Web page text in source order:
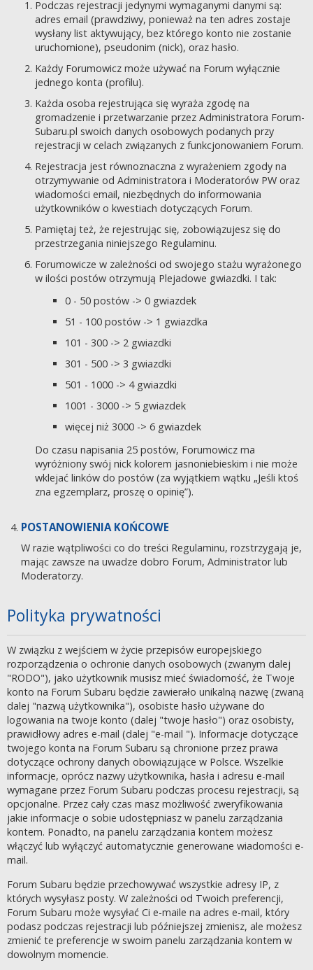
Podczas rejestracji jedynymi wymaganymi danymi są:
adres email (prawdziwy, ponieważ na ten adres zostaje
wysłany list aktywujący, bez którego konto nie zostanie
uruchomione), pseudonim (nick), oraz hasło.
Każdy Forumowicz może używać na Forum wyłącznie
jednego konta (profilu).
Każda osoba rejestrująca się wyraża zgodę na
gromadzenie i przetwarzanie przez Administratora Forum-
Subaru.pl swoich danych osobowych podanych przy
rejestracji w celach związanych z funkcjonowaniem Forum.
Rejestracja jest równoznaczna z wyrażeniem zgody na
otrzymywanie od Administratora i Moderatorów PW oraz
wiadomości email, niezbędnych do informowania
użytkowników o kwestiach dotyczących Forum.
Pamiętaj też, że rejestrując się, zobowiązujesz się do
przestrzegania niniejszego Regulaminu.
Forumowicze w zależności od swojego stażu wyrażonego
w ilości postów otrzymują Plejadowe gwiazdki. I tak:
0 - 50 postów -> 0 gwiazdek
51 - 100 postów -> 1 gwiazdka
101 - 300 -> 2 gwiazdki
301 - 500 -> 3 gwiazdki
501 - 1000 -> 4 gwiazdki
1001 - 3000 -> 5 gwiazdek
więcej niż 3000 -> 6 gwiazdek
Do czasu napisania 25 postów, Forumowicz ma
wyróżniony swój nick kolorem jasnoniebieskim i nie może
wklejać linków do postów (za wyjątkiem wątku „Jeśli ktoś
zna egzemplarz, proszę o opinię”).
POSTANOWIENIA KOŃCOWE
W razie wątpliwości co do treści Regulaminu, rozstrzygają je,
mając zawsze na uwadze dobro Forum, Administrator lub
Moderatorzy.
Polityka prywatności
W związku z wejściem w życie przepisów europejskiego
rozporządzenia o ochronie danych osobowych (zwanym dalej
"RODO"), jako użytkownik musisz mieć świadomość, że Twoje
konto na Forum Subaru będzie zawierało unikalną nazwę (zwaną
dalej "nazwą użytkownika"), osobiste hasło używane do
logowania na twoje konto (dalej "twoje hasło") oraz osobisty,
prawidłowy adres e-mail (dalej "e-mail "). Informacje dotyczące
twojego konta na Forum Subaru są chronione przez prawa
dotyczące ochrony danych obowiązujące w Polsce. Wszelkie
informacje, oprócz nazwy użytkownika, hasła i adresu e-mail
wymagane przez Forum Subaru podczas procesu rejestracji, są
opcjonalne. Przez cały czas masz możliwość zweryfikowania
jakie informacje o sobie udostępniasz w panelu zarządzania
kontem. Ponadto, na panelu zarządzania kontem możesz
włączyć lub wyłączyć automatycznie generowane wiadomości e-
mail.
Forum Subaru będzie przechowywać wszystkie adresy IP, z
których wysyłasz posty. W zależności od Twoich preferencji,
Forum Subaru może wysyłać Ci e-maile na adres e-mail, który
podasz podczas rejestracji lub późniejszej zmienisz, ale możesz
zmienić te preferencje w swoim panelu zarządzania kontem w
dowolnym momencie.